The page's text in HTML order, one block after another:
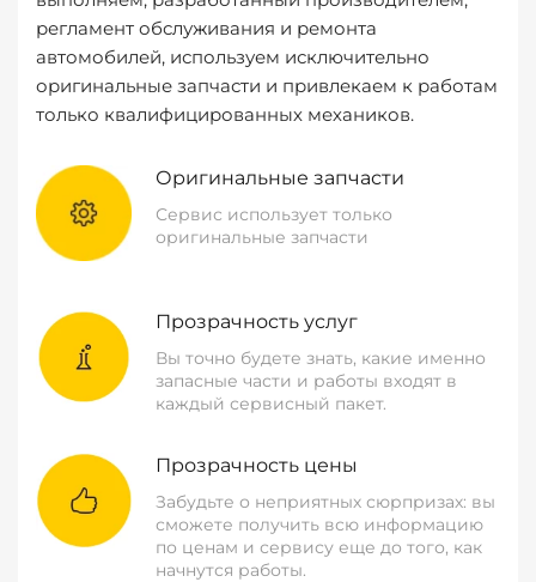
регламент обслуживания и ремонта
автомобилей, используем исключительно
оригинальные запчасти и привлекаем к работам
только квалифицированных механиков.
Оригинальные запчасти
Сервис использует только
оригинальные запчасти
Прозрачность услуг
Вы точно будете знать, какие именно
запасные части и работы входят в
каждый сервисный пакет.
Прозрачность цены
Забудьте о неприятных сюрпризах: вы
сможете получить всю информацию
по ценам и сервису еще до того, как
начнутся работы.